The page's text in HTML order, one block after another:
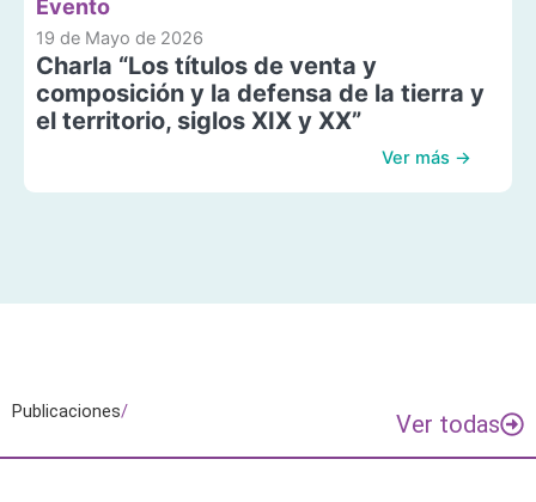
Evento
19 de Mayo de 2026
Charla “Los títulos de venta y
composición y la defensa de la tierra y
el territorio, siglos XIX y XX”
Ver más →
Publicaciones/ Ver todas